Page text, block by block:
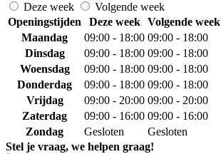
Deze week
Volgende week
Openingstijden
Deze week
Volgende week
Maandag
09:00 - 18:00 09:00 - 18:00
Dinsdag
09:00 - 18:00 09:00 - 18:00
Woensdag
09:00 - 18:00 09:00 - 18:00
Donderdag
09:00 - 18:00 09:00 - 18:00
Vrijdag
09:00 - 20:00 09:00 - 20:00
Zaterdag
09:00 - 16:00 09:00 - 16:00
Zondag
Gesloten
Gesloten
Stel je vraag, we helpen graag!